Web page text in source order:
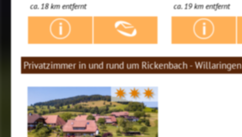
ca. 18 km entfernt
ca. 19 km entfernt
Privatzimmer in und rund um Rickenbach - Willaringen
✷✷✷